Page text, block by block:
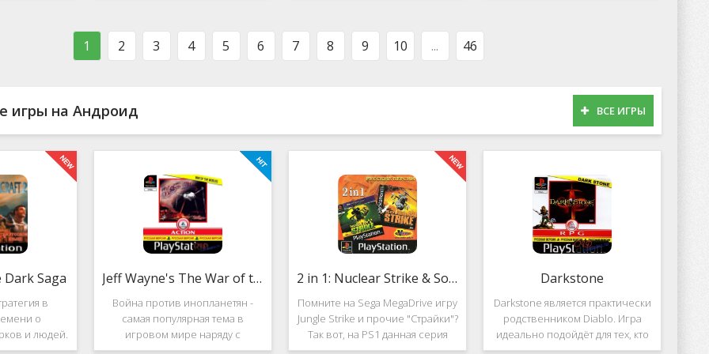
танцевальная музыка,
персонажами в
1 2 3 4 5 6 7 8 9 10 ... 46
игры на Андроид ВСЕ ИГРЫ
Saga
в
о
и людей.
Saga
Jeff Wayne's The War of the Worlds
Война против инопланетян -
самая популярная тема в
игровом мире наряду с
войнами против террористов и
2 in 1: Nuclear Strike & Soviet Strike
Помните на Sega MegaDrive игру
Jungle Strike и прочие "Страйки"?
Так вот, на PS1 данная серия
продолжила своё
Darkstone
Darkstone является практически
родственником Diablo. Игра
идеально подойдёт для тех, кто
ищет альтернативу последнему.